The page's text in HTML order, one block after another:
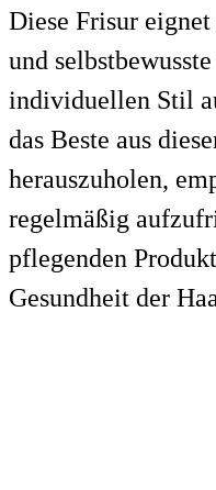
Diese Frisur
und
individuellen Stil
das Beste aus
herauszuholen,
regelmäßig
pflegenden
Gesundheit der